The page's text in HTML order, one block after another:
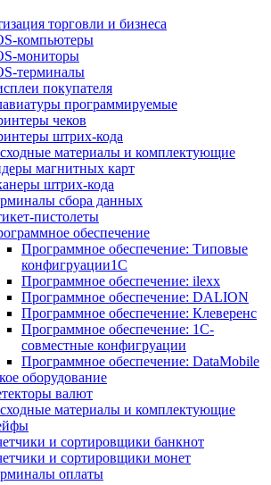
торговли и бизнеса
компьютеры
мониторы
терминалы
покупателя
программируемые
чеков
штрих-кода
материалы и комплектующие
магнитных карт
штрих-кода
сбора данных
пистолеты
обеспечение
Программное обеспечение: Типовые
конфигруации1С
Программное обеспечение: ilexx
Программное обеспечение: DALION
Программное обеспечение: Клеверенс
Программное обеспечение: 1С-
совместные конфигруации
Программное обеспечение: DataMobile
оборудование
валют
материалы и комплектующие
и сортировщики банкнот
и сортировщики монет
оплаты